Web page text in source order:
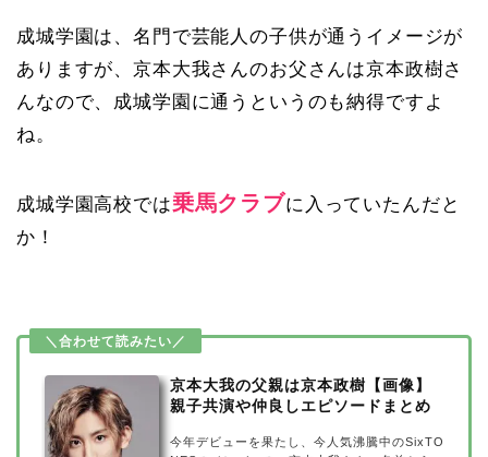
成城学園は、名門で芸能人の子供が通うイメージが
ありますが、京本大我さんのお父さんは京本政樹さ
んなので、成城学園に通うというのも納得ですよ
ね。
成城学園高校では乗馬クラブに入っていたんだと
か！
京本大我の父親は京本政樹【画像】
親子共演や仲良しエピソードまとめ
今年デビューを果たし、今人気沸騰中のSixTO